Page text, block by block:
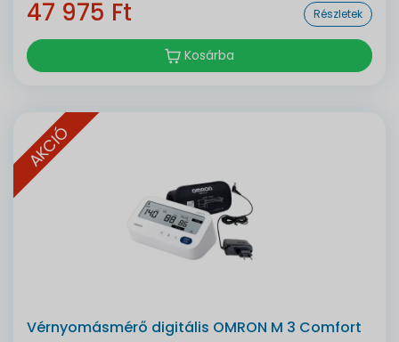
47 975 Ft Részletek
Kosárba
AKCIÓ
Vérnyomásmérő digitális OMRON M 3 Comfort